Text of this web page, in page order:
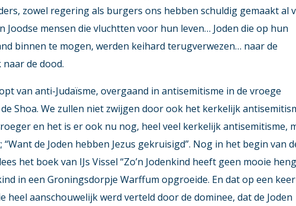
zowel regering als burgers ons hebben schuldig gemaakt al
mensen die vluchtten voor hun leven… Joden die op hun
binnen te mogen, werden keihard terugverwezen… naar de
de dood.
van anti-Judaïsme, overgaand in antisemitisme in de vroege
Shoa. We zullen niet zwijgen door ook het kerkelijk
en het is er ook nu nog, heel veel kerkelijk antisemitisme,
de Joden hebben Jezus gekruisigd”. Nog in het begin van
het boek van IJs Vissel “Zo’n Jodenkind heeft geen mooie
in een Groningsdorpje Warffum opgroeide. En dat op een
heel aanschouwelijk werd verteld door de dominee, dat de Joden